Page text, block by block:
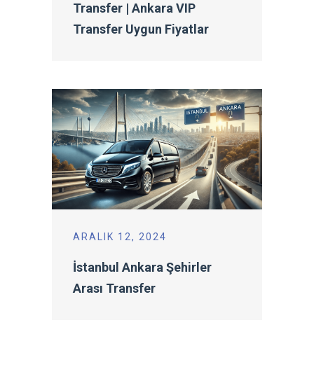
Transfer | Ankara VIP
Transfer Uygun Fiyatlar
ARALIK 12, 2024
İstanbul Ankara Şehirler
Arası Transfer